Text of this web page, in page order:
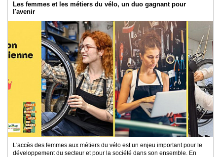
Les femmes et les métiers du vélo, un duo gagnant pour
l'avenir
L'accès des femmes aux métiers du vélo est un enjeu important pour le
développement du secteur et pour la société dans son ensemble. En